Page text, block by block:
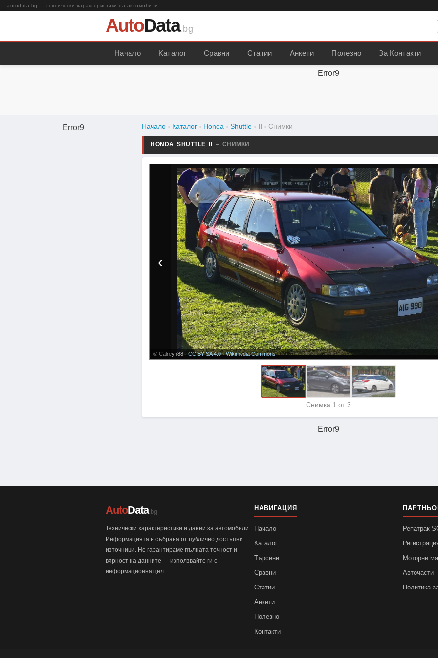
autodata.bg — технически характеристики на автомобили
AutoData.bg
Начало Kаталог Сравни Статии Анкети Полезно За Контакти
Error9
Error9 Начало › Каталог › Honda › Shuttle › › Снимки
HONDA SHUTTLE II – СНИМКИ
© Calreyn88 · CC BY-SA 4.0·Wikimedia Commons
‹
Снимка 1 от 3
Error9
AutoData.bg
Технически характеристики и данни за автомобили.
Информацията е събрана от публично достъпни
източници. Не гарантираме пълната точност и
вярност на данните — използвайте ги с
информационна цел.
НАВИГАЦИЯ
Начало
Каталог
Търсене
Сравни
Статии
Анкети
Полезно
Контакти
Репатрак
Моторни
Авточасти
Политика